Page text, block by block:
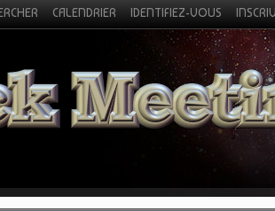
CALENDRIER IDENTIFIEZ-VOUS